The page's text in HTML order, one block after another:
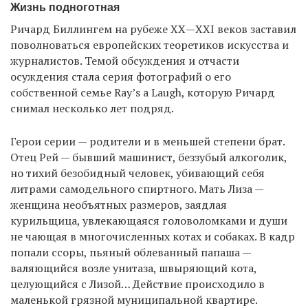
Жизнь подноготная
Ричард Биллингем на рубеже ХХ—XXI веков заставил
поволноваться европейских теоретиков искусства и
журналистов. Темой обсуждения и отчасти
осуждения стала серия фотографий о его
собственной семье Ray’s a Laugh, которую Ричард
снимал несколько лет подряд.
Герои серии — родители и в меньшей степени брат.
Отец Рей — бывший машинист, беззубый алкоголик,
но тихий безобидный человек, убивающий себя
литрами самодельного спиртного. Мать Лиза —
женщина необъятных размеров, заядлая
курильщица, увлекающаяся головоломками и души
не чающая в многочисленных котах и собаках. В кадр
попали ссоры, пьяный облеванный папаша —
валяющийся возле унитаза, швыряющий кота,
целующийся с Лизой… Действие происходило в
маленькой грязной муниципальной квартире.